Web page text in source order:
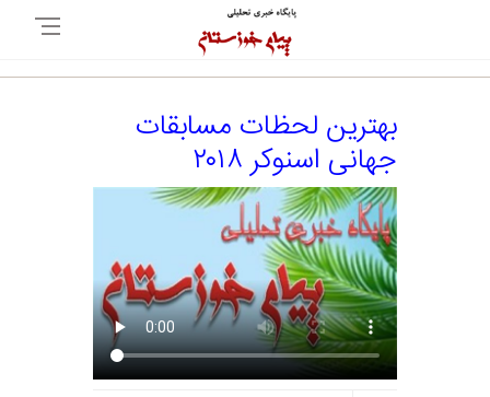
بهترین لحظات مسابقات
جهانی اسنوکر ۲۰۱۸